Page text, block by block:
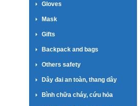
Gloves
Mask
Gifts
Backpack and bags
Others safety
Dây đai an toàn, thang dây
Bình chữa cháy, cứu hỏa